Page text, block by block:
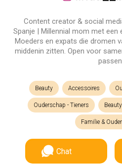
Content creator & social
Spanje | Millennial mom met een
Moeders en expats die dromen
middenin zitten. Open voor
Beauty Accessoires
Ouderschap - Tieners
Familie &
Chat